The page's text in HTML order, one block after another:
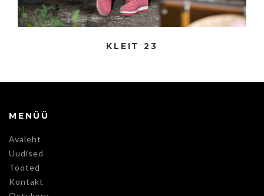
KLEIT 23
MENÜÜ
Avaleht
Uudised
Tooted
Kontakt